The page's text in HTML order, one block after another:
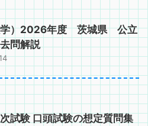
学）2026年度 茨城県 公立
問解説
試験 口頭試験の想定質問集